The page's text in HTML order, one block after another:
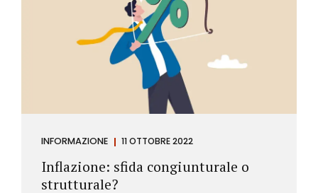
INFORMAZIONE 11 OTTOBRE 2022
Inflazione: sfida congiunturale o
strutturale?